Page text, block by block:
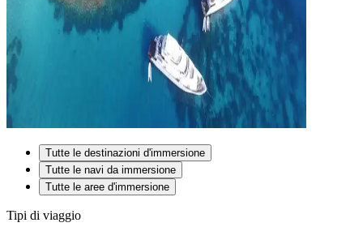
Tutte le destinazioni d'immersione
Tutte le navi da immersione
Tutte le aree d'immersione
Tipi di viaggio